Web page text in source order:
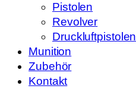
Pistolen
Revolver
Druckluftpistolen
Munition
Zubehör
Kontakt